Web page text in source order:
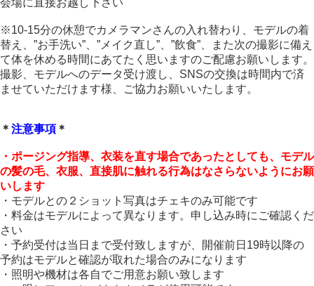
※10-15分の休憩でカメラマンさんの入れ替わり、モデルの着
替え、”お手洗い”、”メイク直し”、”飲食”、また次の撮影に備え
て体を休める時間にあてたく思いますのご配慮お願いします。
撮影、モデルへのデータ受け渡し、SNSの交換は時間内で済
ませていただけます様、ご協力お願いいたします。
＊ 注意事項 ＊
・ポージング指導、衣装を直す場合であったとしても、モデル
の髪の毛、衣服、直接肌に触れる行為はなさらないようにお願
いします
・モデルとの２ショット写真はチェキのみ可能です
・料金はモデルによって異なります。申し込み時にご確認くだ
さい
・予約受付は当日まで受付致しますが、開催前日19時以降の
予約はモデルと確認が取れた場合のみになります
・照明や機材は各自でご用意お願い致します